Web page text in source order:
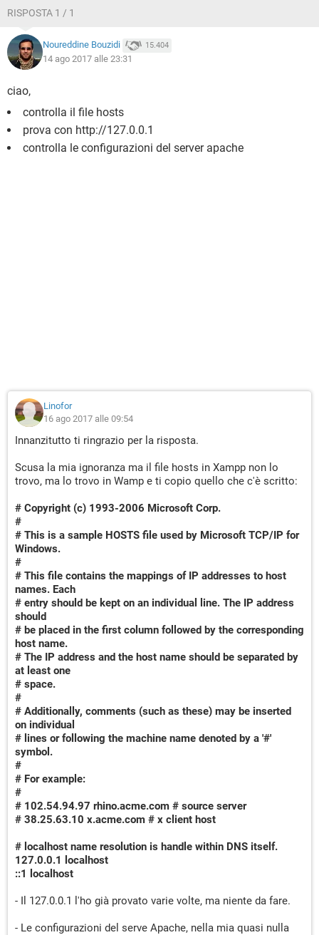
RISPOSTA 1 / 1
Noureddine Bouzidi 15.404
14 ago 2017 alle 23:31
ciao,
controlla il file hosts
prova con http://127.0.0.1
controlla le configurazioni del server apache
Linofor
16 ago 2017 alle 09:54
Innanzitutto ti ringrazio per la risposta.
Scusa la mia ignoranza ma il file hosts in Xampp non lo
trovo, ma lo trovo in Wamp e ti copio quello che c'è scritto:
# Copyright (c) 1993-2006 Microsoft Corp.
#
# This is a sample HOSTS file used by Microsoft TCP/IP for
Windows.
#
# This file contains the mappings of IP addresses to host
names. Each
# entry should be kept on an individual line. The IP address
should
# be placed in the first column followed by the corresponding
host name.
# The IP address and the host name should be separated by
at least one
# space.
#
# Additionally, comments (such as these) may be inserted
on individual
# lines or following the machine name denoted by a '#'
symbol.
#
# For example:
#
# 102.54.94.97 rhino.acme.com # source server
# 38.25.63.10 x.acme.com # x client host
# localhost name resolution is handle within DNS itself.
127.0.0.1 localhost
::1 localhost
- Il 127.0.0.1 l'ho già provato varie volte, ma niente da fare.
- Le configurazioni del serve Apache, nella mia quasi nulla